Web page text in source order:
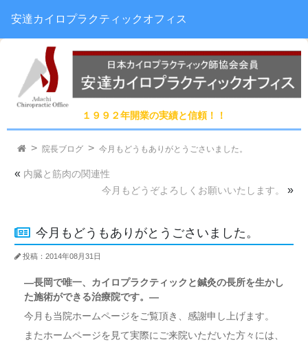
１９９２年開業の実績と信頼！！
安達カイロプラクティックオフィス
院長ブログ 今月もどうもありがとうごさいました。
« 内臓と筋肉の関連性
今月もどうぞよろしくお願いいたします。
»
今月もどうもありがとうごさいました。
投稿：2014年08月31日
―長岡で唯一、カイロプラクティックと鍼灸の長所を生かし
た施術ができる治療院です。―
今月も当院ホームページをご覧頂き、感謝申し上げます。
またホームページを見て実際にご来院いただいた方々には、